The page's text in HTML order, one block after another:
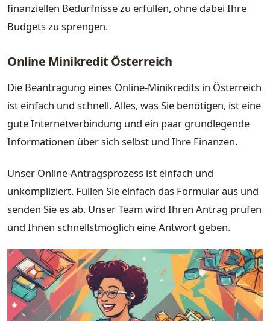
finanziellen Bedürfnisse zu erfüllen, ohne dabei Ihre
Budgets zu sprengen.
Online Minikredit Österreich
Die Beantragung eines Online-Minikredits in Österreich
ist einfach und schnell. Alles, was Sie benötigen, ist eine
gute Internetverbindung und ein paar grundlegende
Informationen über sich selbst und Ihre Finanzen.
Unser Online-Antragsprozess ist einfach und
unkompliziert. Füllen Sie einfach das Formular aus und
senden Sie es ab. Unser Team wird Ihren Antrag prüfen
und Ihnen schnellstmöglich eine Antwort geben.